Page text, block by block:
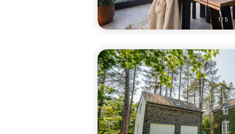
1/ 5